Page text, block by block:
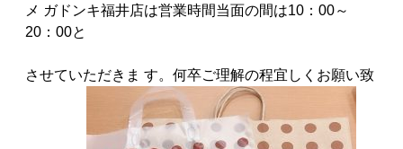
メ ガドンキ福井店は営業時間当面の間は10：00～
20：00と
させていただきま す。何卒ご理解の程宜しくお願い致